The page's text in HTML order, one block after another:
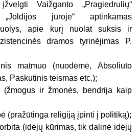
Vaižganto „Pragiedrulių“
jūroje“ aptinkamas
apie kurį nuolat suksis ir
dramos tyrinėjimas P.
matmuo (nuodėmė, Absoliuto
Paskutinis teismas etc.);
ir žmonės, bendrija kaip
(pražūtinga religiją įpinti į politiką);
(idėjų kūrimas, tik dalinė idėjų